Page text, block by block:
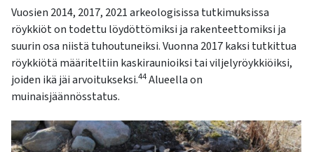
Vuosien 2014, 2017, 2021 arkeologisissa tutkimuksissa
röykkiöt on todettu löydöttömiksi ja rakenteettomiksi ja
suurin osa niistä tuhoutuneiksi. Vuonna 2017 kaksi tutkittua
röykkiötä määriteltiin kaskiraunioiksi tai viljelyröykkiöiksi,
joiden ikä jäi arvoitukseksi.44Alueella on
muinaisjäännösstatus.